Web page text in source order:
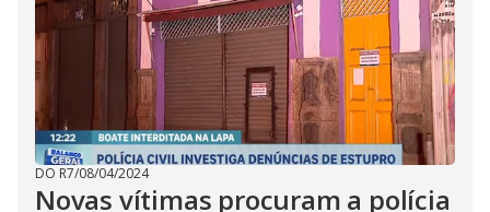
DO R7/08/04/2024
Novas vítimas procuram a polícia